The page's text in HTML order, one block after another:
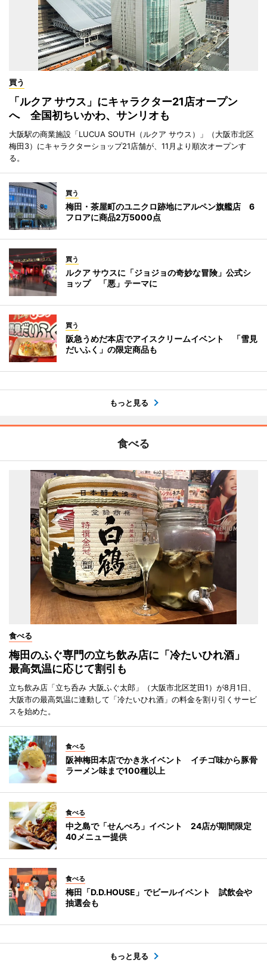
買う
「ルクア サウス」にキャラクター21店オープン
へ 全国初ちいかわ、サンリオも
大阪駅の商業施設「LUCUA SOUTH（ルクア サウス）」（大阪市北区
梅田3）にキャラクターショップ21店舗が、11月より順次オープンす
る。
買う
梅田・茶屋町のユニクロ跡地にアルペン旗艦店 6
フロアに商品2万5000点
買う
ルクア サウスに「ジョジョの奇妙な冒険」公式シ
ョップ 「悪」テーマに
買う
阪急うめだ本店でアイスクリームイベント 「雪見
だいふく」の限定商品も
もっと見る
食べる
食べる
梅田のふぐ専門の立ち飲み店に「冷たいひれ酒」
最高気温に応じて割引も
立ち飲み店「立ち呑み 大阪ふぐ太郎」（大阪市北区芝田1）が8月1日、
大阪市の最高気温に連動して「冷たいひれ酒」の料金を割り引くサービ
スを始めた。
食べる
阪神梅田本店でかき氷イベント イチゴ味から豚骨
ラーメン味まで100種以上
食べる
中之島で「せんべろ」イベント 24店が期間限定
40メニュー提供
食べる
梅田「D.D.HOUSE」でビールイベント 試飲会や
抽選会も
もっと見る